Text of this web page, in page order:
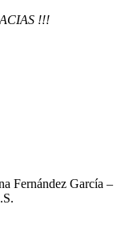
!!!
Fernández García –